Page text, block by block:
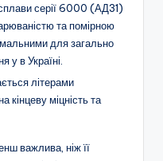
серії 6000 (АД31)
та помірною
для загально
у в Україні.
літерами
міцність та
важлива, ніж її